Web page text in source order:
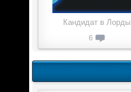
Кандидат в Лорды
6